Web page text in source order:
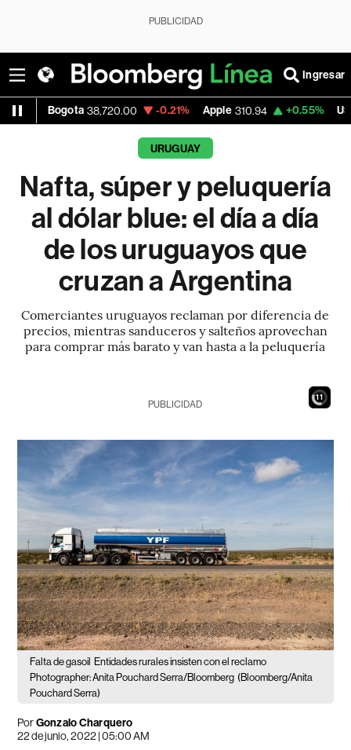
PUBLICIDAD
Ingresar
38,720.00 -0.21% Apple 310.94 +0.55% USD COP
URUGUAY
Nafta, súper y peluquería
al dólar blue: el día a día
de los uruguayos que
cruzan a Argentina
Comerciantes uruguayos reclaman por diferencia de
precios, mientras sanduceros y salteños aprovechan
para comprar más barato y van hasta a la peluquería
9
PUBLICIDAD
Falta de gasoil Entidades rurales insisten con el reclamo
Photographer: Anita Pouchard Serra/Bloomberg (Bloomberg/Anita
Pouchard Serra)
PorGonzalo Charquero
22 de junio, 2022 | 05:00 AM